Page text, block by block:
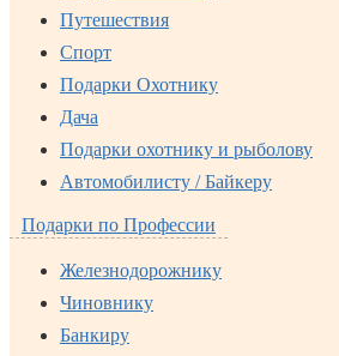
Путешествия
Спорт
Подарки Охотнику
Дача
Подарки охотнику и рыболову
Автомобилисту / Байкеру
Подарки по Профессии
Железнодорожнику
Чиновнику
Банкиру